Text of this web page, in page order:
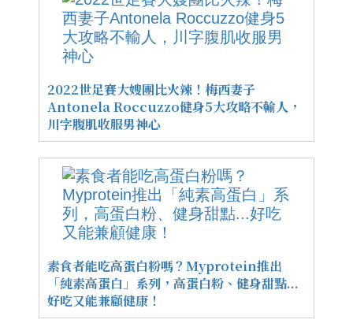
2022世足賽大嫂團比火辣！梅西妻子
Antonela Roccuzzo健身5大攻略不輸人，
川字腹肌收服男神心
素食者能吃高蛋白粉嗎？Myprotein推出
「純素高蛋白」系列，高蛋白粉、健身甜點...
好吃又能兼顧健康！